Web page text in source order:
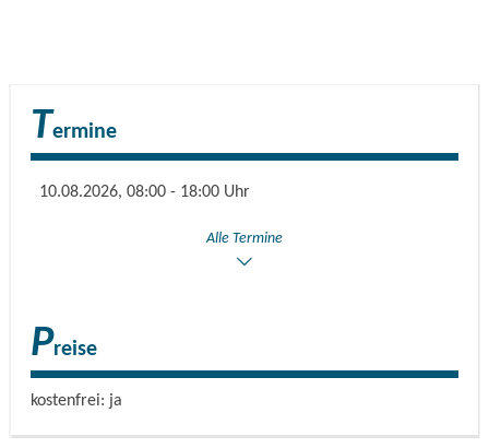
Termine
10.08.2026, 08:00 - 18:00 Uhr
Alle Termine
Preise
kostenfrei: ja